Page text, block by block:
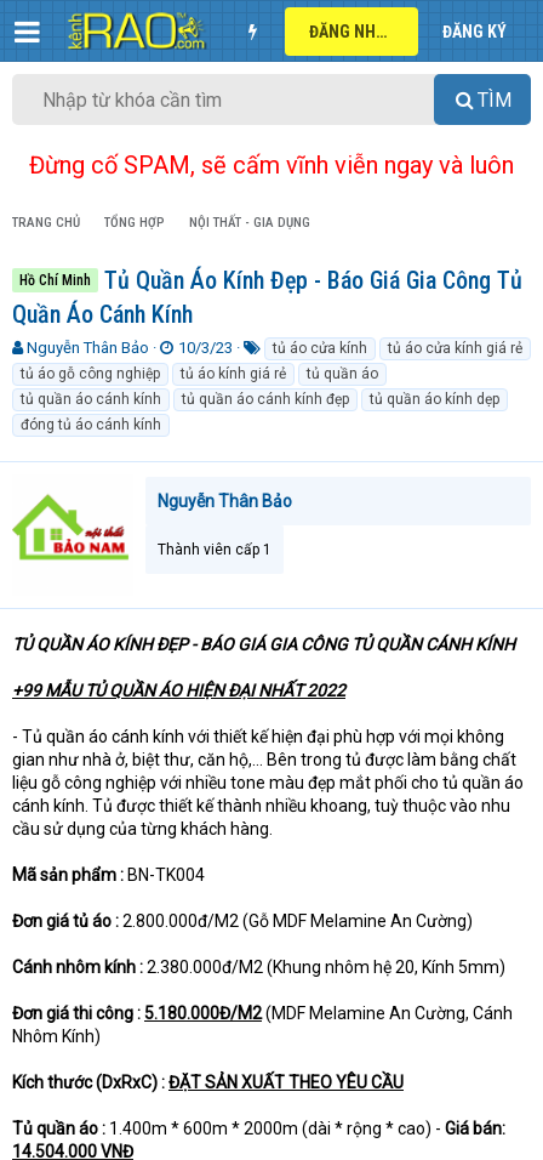
ĐĂNG NHẬP ĐĂNG KÝ
TÌM
Đừng cố SPAM, sẽ cấm vĩnh viễn ngay và luôn
TRANG CHỦ TỔNG HỢP NỘI THẤT - GIA DỤNG
Hồ Chí Minh
Tủ Quần Áo Kính Đẹp - Báo Giá Gia Công Tủ
Quần Áo Cánh Kính
T
h
r
e
a
a
t
r
Nguyễn Thân Bảo
N
g
à
y
10/3/23
ừ
k
h
tủ áo cửa kính
tủ áo cửa kính giá rẻ
tủ áo gỗ công nghiệp
tủ áo kính giá rẻ
tủ quần áo
tủ quần áo cánh kính
tủ quần áo cánh kính đẹp
tủ quần áo kính dẹp
đóng tủ áo cánh kính
Nguyễn Thân Bảo
Thành viên cấp 1
TỦ QUẦN ÁO KÍNH ĐẸP - BÁO GIÁ GIA CÔNG TỦ QUẦN CÁNH KÍNH
+99 MẪU TỦ QUẦN ÁO HIỆN ĐẠI NHẤT 2022
- Tủ quần áo cánh kính với thiết kế hiện đại phù hợp với mọi không
gian như nhà ở, biệt thư, căn hộ,… Bên trong tủ được làm bằng chất
liệu gỗ công nghiệp với nhiều tone màu đẹp mắt phối cho tủ quần áo
cánh kính. Tủ được thiết kế thành nhiều khoang, tuỳ thuộc vào nhu
cầu sử dụng của từng khách hàng.
Mã sản phẩm : BN-TK004
Đơn giá tủ áo :2.800.000đ/M2 (Gỗ MDF Melamine An Cường)
Cánh nhôm kính :2.380.000đ/M2 (Khung nhôm hệ 20, Kính 5mm)
Đơn giá thi công :5.180.000Đ/M2(MDF Melamine An Cường, Cánh
Nhôm Kính)
Kích thước (DxRxC) :ĐẶT SẢN XUẤT THEO YÊU CẦU
Tủ quần áo : 1.400m * 600m * 2000m (dài * rộng * cao) - Giá bán:
14.504.000 VNĐ